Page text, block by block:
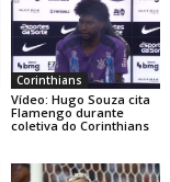
Corinthians
Vídeo: Hugo Souza cita
Flamengo durante
coletiva do Corinthians